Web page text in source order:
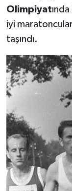
Olimpiyat
iyi
taşındı.